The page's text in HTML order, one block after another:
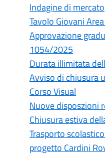
Indagine di mercato
Tavolo Giovani
Approvazione
1054/2025
Durata illimitata
Avviso di chiusura
Corso Visual
Nuove disposzioni
Chiusura estiva
Trasporto
progetto Cardini